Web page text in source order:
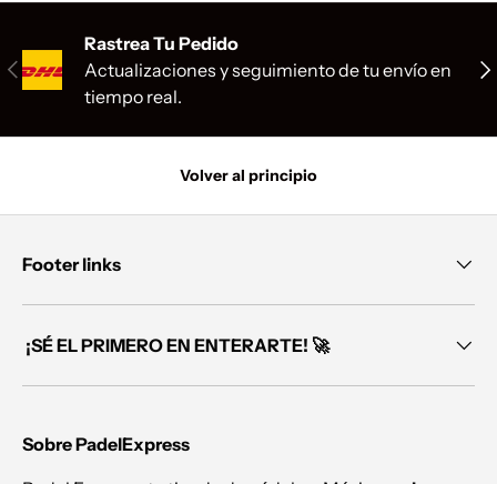
Anterior
Rastrea Tu Pedido
Actualizaciones y seguimiento de tu envío en
tiempo real.
Volver al principio
Footer links
¡SÉ EL PRIMERO EN ENTERARTE! 🚀
Sobre PadelExpress